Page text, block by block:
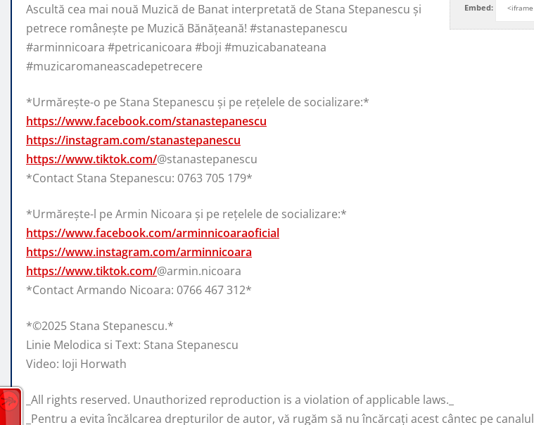
Embed:
Ascultă cea mai nouă Muzică de Banat interpretată de Stana Stepanescu și
petrece românește pe Muzică Bănățeană! #stanastepanescu
#arminnicoara #petricanicoara #boji #muzicabanateana
#muzicaromaneascadepetrecere
*Urmărește-o pe Stana Stepanescu și pe rețelele de socializare:*
https://www.facebook.com/stanastepanescu
https://instagram.com/stanastepanescu
https://www.tiktok.com/@stanastepanescu
*Contact Stana Stepanescu: 0763 705 179*
*Urmărește-l pe Armin Nicoara și pe rețelele de socializare:*
https://www.facebook.com/arminnicoaraoficial
https://www.instagram.com/arminnicoara
https://www.tiktok.com/@armin.nicoara
*Contact Armando Nicoara: 0766 467 312*
*©️2025 Stana Stepanescu.*
Linie Melodica si Text: Stana Stepanescu
Video: Ioji Horwath
_All rights reserved. Unauthorized reproduction is a violation of applicable laws._
_Pentru a evita încălcarea drepturilor de autor, vă rugăm să nu încărcați acest cântec pe canalul